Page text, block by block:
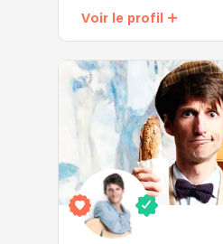
actuelles
internationales,
et
de
jazz
orleans.
quelques
exemples
de
un
reprises
vous
transporte
travers
les
décennies,
Voir le profil